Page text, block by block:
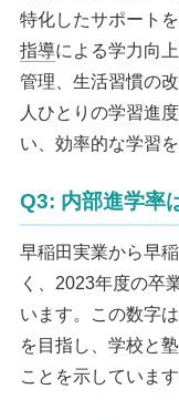
特化したサポート
指導による学力向
管理、生活習慣の
人ひとりの学習進
い、効率的な学習
Q3: 内部進学率
早稲田実業から早
く、2023年度の卒
います。この数字
を目指し、学校と
ことを示しています